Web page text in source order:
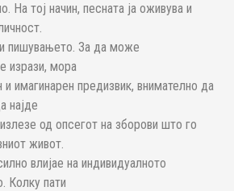
На тој начин, песната ја оживува и
пишувањето. За да може
изрази, мора
и имагинарен предизвик, внимателно да
најде
од опсегот на зборови што го
живот.
влијае на индивидуалното
Колку пати